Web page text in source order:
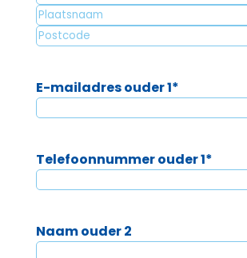
Straat
+
huisnummer
Plaatsnaam
Postcode
E-mailadres ouder 1*
Telefoonnummer ouder 1*
Naam ouder 2